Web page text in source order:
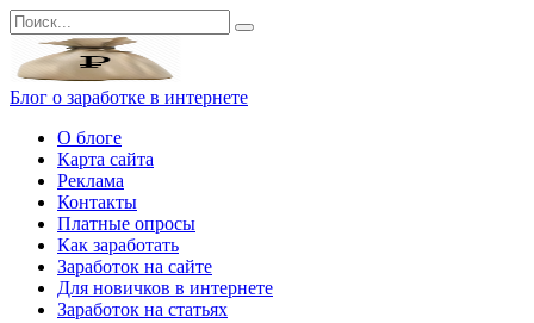
Перейти
к
контенту
Search
for:
Блог о заработке в интернете
О блоге
Карта сайта
Реклама
Контакты
Платные опросы
Как заработать
Заработок на сайте
Для новичков в интернете
Заработок на статьях